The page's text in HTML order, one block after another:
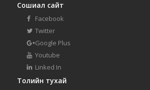
Сошиал сайт
Facebook
Twitter
Google Plus
Youtube
Linked In
Толийн тухай